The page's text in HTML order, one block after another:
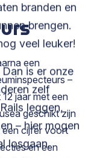
branden en
brengen.
veel leuker!
is er onze
zelf
leggen,
– hier mogen
losgaan.
een
–
jaar met een
geschikt zijn
een cijfer voort
en een